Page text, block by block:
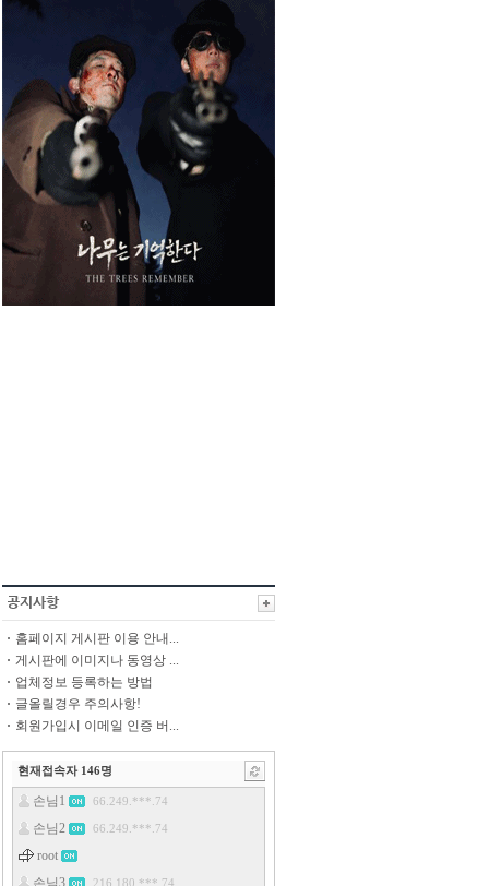
홈페이지 게시판 이용 안내...
게시판에 이미지나 동영상 ...
업체정보 등록하는 방법
글올릴경우 주의사항!
회원가입시 이메일 인증 버...
현재접속자 146명